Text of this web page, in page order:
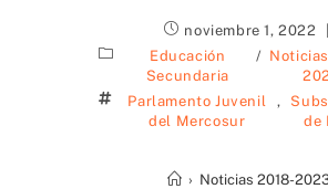
noviembre 1, 2022
Educación
Secundaria
/
Parlamento Juvenil
del Mercosur
,
de
› Noticias 2018-